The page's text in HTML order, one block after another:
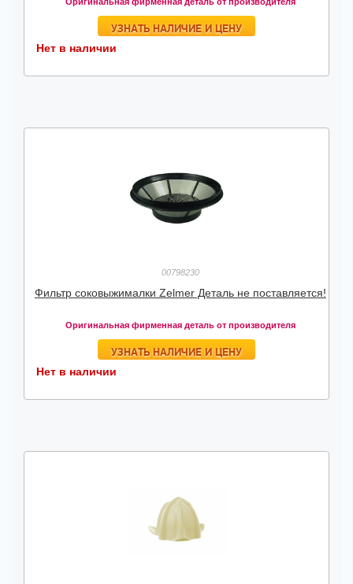
УЗНАТЬ НАЛИЧИЕ И ЦЕНУ
Нет в наличии
00798230
Фильтр соковыжималки Zelmer Деталь не поставляется!
Оригинальная фирменная деталь от производителя
УЗНАТЬ НАЛИЧИЕ И ЦЕНУ
Нет в наличии